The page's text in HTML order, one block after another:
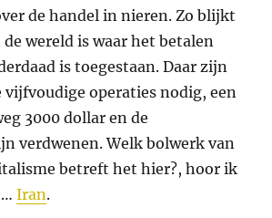
de handel in nieren. Zo blijkt
wereld is waar het betalen
is toegestaan. Daar zijn
operaties nodig, een
3000 dollar en de
verdwenen. Welk bolwerk van
betreft het hier?, hoor ik
Iran.